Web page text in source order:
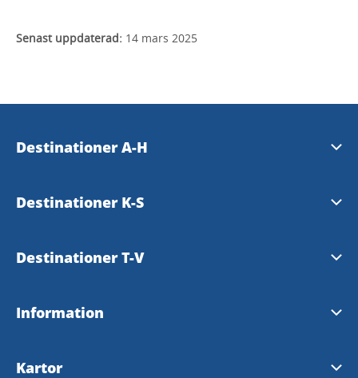
Senast uppdaterad: 14 mars 2025
Destinationer A-H
Essunga
Gullspång
Hjo
Destinationer K-S
Karlsborg
Destinationer T-V
Tibro
Information
Tillgänglighetsredogörelse
Kartor